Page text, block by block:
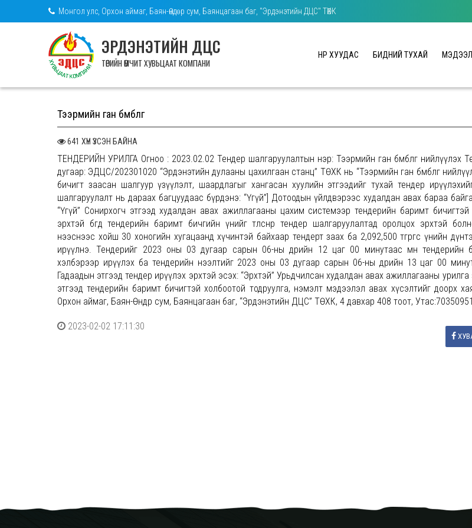
Монгол улс, Орхон аймаг, Баян-Өндөр сум, Баянцагаан баг, "Эрдэнэтийн ДЦС" ТӨХК
ЭРДЭНЭТИЙН ДЦС
ТӨРИЙН ӨМЧИТ ХУВЬЦААТ КОМПАНИ
НҮҮР ХУУДАС БИДНИЙ ТУХАЙ
Тээрмийн ган бөмбөлөг
641 ХҮН ҮЗСЭН БАЙНА
ТЕНДЕРИЙН УРИЛГА Огноо : 2023.02.02 Тендер шалгаруулалтын нэр: Тээрмийн ган бөмбөлөг нийлүүлэх
дугаар: ЭДЦС/202301020 “Эрдэнэтийн дулааны цахилгаан станц” ТӨХК нь “Тээрмийн ган бөмбөлөг
бичигт заасан шалгуур үзүүлэлт, шаардлагыг хангасан хуулийн этгээдийг тухай тендер
шалгаруулалт нь дараах багцуудаас бүрдэнэ: “Үгүй”] Дотоодын үйлдвэрээс худалдан авах бараа
“Үгүй” Сонирхогч этгээд худалдан авах ажиллагааны цахим системээр тендерийн баримт бичигтэй
эрхтэй бөгөөд тендерийн баримт бичгийн үнийг төлснөөр тендер шалгаруулалтад оролцох эрхтэй
нээснээс хойш 30 хоногийн хугацаанд хүчинтэй байхаар тендерт заах ба 2,092,500 төгрөгөөс үнийн
ирүүлнэ. Тендерийг 2023 оны 03 дугаар сарын 06-ны өдрийн 12 цаг 00 минутаас өмнө тендерийн
хэлбэрээр ирүүлэх ба тендерийн нээлтийг 2023 оны 03 дугаар сарын 06-ны өдрийн 13 цаг 00
Гадаадын этгээд тендер ирүүлэх эрхтэй эсэх: “Эрхтэй” Урьдчилсан худалдан авах ажиллагааны урилга
этгээд тендерийн баримт бичигтэй холбоотой тодруулга, нэмэлт мэдээлэл авах хүсэлтийг доорх
Орхон аймаг, Баян-Өндөр сум, Баянцагаан баг, “Эрдэнэтийн ДЦС” ТӨХК, 4 давхар 408 тоот,
2023-02-02 17:11:30